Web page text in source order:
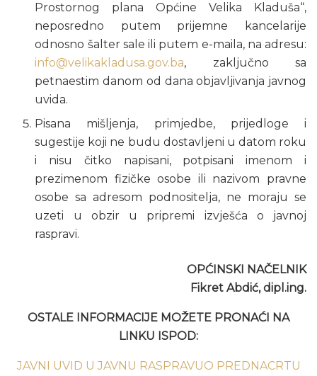
Prostornog plana Općine Velika Kladuša“,
neposredno putem prijemne kancelarije
odnosno šalter sale ili putem e-maila, na adresu:
info@velikakladusa.gov.ba, zaključno sa
petnaestim danom od dana objavljivanja javnog
uvida.
Pisana mišljenja, primjedbe, prijedloge i
sugestije koji ne budu dostavljeni u datom roku
i nisu čitko napisani, potpisani imenom i
prezimenom fizičke osobe ili nazivom pravne
osobe sa adresom podnositelja, ne moraju se
uzeti u obzir u pripremi izvješća o javnoj
raspravi.
OPĆINSKI NAČELNIK
Fikret Abdić, dipl.ing.
OSTALE INFORMACIJE MOŽETE PRONAĆI NA
LINKU ISPOD:
JAVNI UVID U JAVNU RASPRAVUO PREDNACRTU